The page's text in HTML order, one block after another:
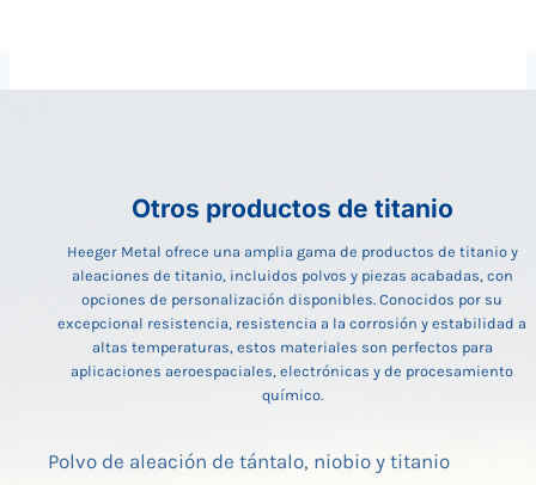
Otros productos de titanio
Heeger Metal ofrece una amplia gama de productos de titanio y
aleaciones de titanio, incluidos polvos y piezas acabadas, con
opciones de personalización disponibles. Conocidos por su
excepcional resistencia, resistencia a la corrosión y estabilidad a
altas temperaturas, estos materiales son perfectos para
aplicaciones aeroespaciales, electrónicas y de procesamiento
químico.
Polvo de aleación de tántalo, niobio y titanio